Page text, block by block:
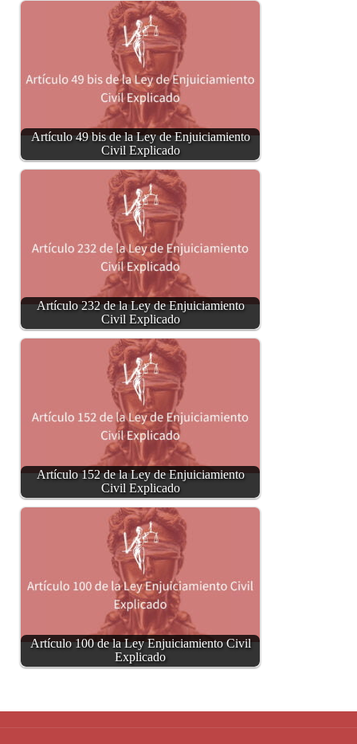
Artículo 49 bis de la Ley de Enjuiciamiento
Civil Explicado
Artículo 232 de la Ley de Enjuiciamiento
Civil Explicado
Artículo 152 de la Ley de Enjuiciamiento
Civil Explicado
Artículo 100 de la Ley Enjuiciamiento Civil
Explicado